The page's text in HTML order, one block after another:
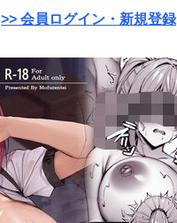
>> 会員ログイン・新規登録